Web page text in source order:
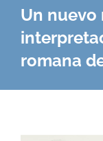
Un nuevo
romana